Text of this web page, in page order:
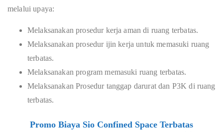
melalui upaya:
Melaksanakan prosedur kerja aman di ruang terbatas.
Melaksanakan prosedur ijin kerja untuk memasuki ruang
terbatas.
Melaksanakan program memasuki ruang terbatas.
Melaksanakan Prosedur tanggap darurat dan P3K di ruang
terbatas.
Promo Biaya Sio Confined Space Terbatas